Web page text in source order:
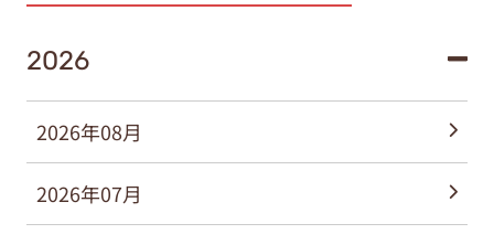
2026
2026年08月
2026年07月